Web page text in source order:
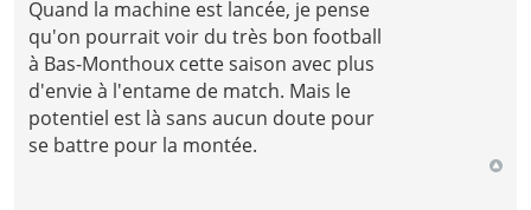
Quand la machine est lancée, je pense
qu'on pourrait voir du très bon football
à Bas-Monthoux cette saison avec plus
d'envie à l'entame de match. Mais le
potentiel est là sans aucun doute pour
se battre pour la montée.